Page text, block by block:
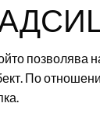
позволява
По